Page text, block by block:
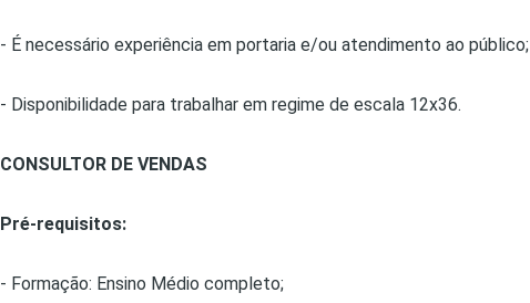
- É necessário experiência em portaria e/ou atendimento ao público;
- Disponibilidade para trabalhar em regime de escala 12x36.
CONSULTOR DE VENDAS
Pré-requisitos:
- Formação: Ensino Médio completo;